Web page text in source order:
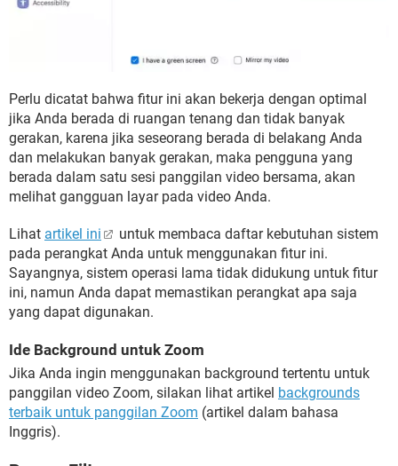
Perlu dicatat bahwa fitur ini akan bekerja dengan optimal
jika Anda berada di ruangan tenang dan tidak banyak
gerakan, karena jika seseorang berada di belakang Anda
dan melakukan banyak gerakan, maka pengguna yang
berada dalam satu sesi panggilan video bersama, akan
melihat gangguan layar pada video Anda.
Lihat artikel ini
untuk membaca daftar kebutuhan sistem
pada perangkat Anda untuk menggunakan fitur ini.
Sayangnya, sistem operasi lama tidak didukung untuk fitur
ini, namun Anda dapat memastikan perangkat apa saja
yang dapat digunakan.
Ide Background untuk Zoom
Jika Anda ingin menggunakan background tertentu untuk
panggilan video Zoom, silakan lihat artikel backgrounds
terbaik untuk panggilan Zoom (artikel dalam bahasa
Inggris).